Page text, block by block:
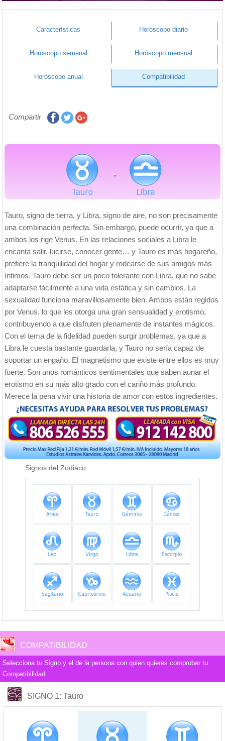
Características Horóscopo diario
Horóscopo semanal Horóscopo mensual
Horóscopo anual Compatibilidad
Compartir
-
Tauro, signo de tierra, y Libra, signo de aire, no son precisamente
una combinación perfecta. Sin embargo, puede ocurrir, ya que a
ambos los rige Venus. En las relaciones sociales a Libra le
encanta salir, lucirse, conocer gente… y Tauro es más hogareño,
prefiere la tranquilidad del hogar y rodearse de sus amigos más
íntimos. Tauro debe ser un poco tolerante con Libra, que no sabe
adaptarse fácilmente a una vida estática y sin cambios. La
sexualidad funciona maravillosamente bien. Ambos están regidos
por Venus, lo que les otorga una gran sensualidad y erotismo,
contribuyendo a que disfruten plenamente de instantes mágicos.
Con el tema de la fidelidad pueden surgir problemas, ya que a
Libra le cuesta bastante guardarla, y Tauro no sería capaz de
soportar un engaño. El magnetismo que existe entre ellos es muy
fuerte. Son unos románticos sentimentales que saben aunar el
erotismo en su más alto grado con el cariño más profundo.
Merece la pena vivir una historia de amor con estos ingredientes.
Signos del Zodiaco
COMPATIBILIDAD
Selecciona tu Signo y el de la persona con quien quieres comprobar tu
Compatibilidad
SIGNO 1: Tauro